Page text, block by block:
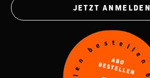
JETZT ANMELDEN